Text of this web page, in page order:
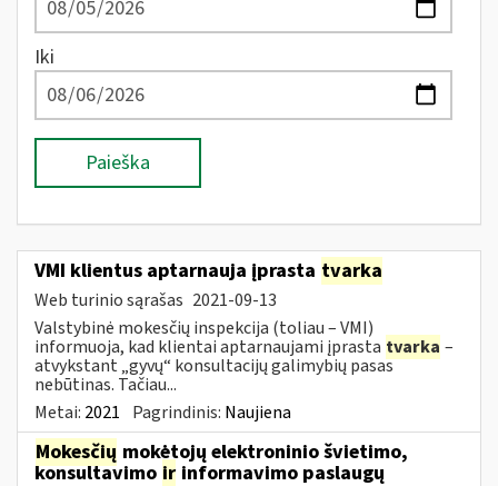
Iki
Paieška
VMI klientus aptarnauja įprasta tvarka
Web turinio sąrašas 2021-09-13
Valstybinė mokesčių inspekcija (toliau – VMI)
informuoja, kad klientai aptarnaujami įprasta tvarka –
atvykstant „gyvų“ konsultacijų galimybių pasas
nebūtinas. Tačiau...
Metai: 2021 Pagrindinis: Naujiena
Mokesčių mokėtojų elektroninio švietimo,
konsultavimo ir informavimo paslaugų